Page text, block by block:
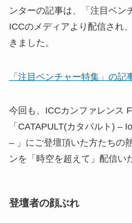
ンターの記事は、「注目ベン
ICCのメディアより配信され
きました。
「注目ベンチャー特集」の記
今回も、ICCカンファレンス
「CATAPULT(カタパルト) –
– 」にご登壇頂いた方たちの
ンを「時空を超えて」配信い
登壇者の顔ぶれ